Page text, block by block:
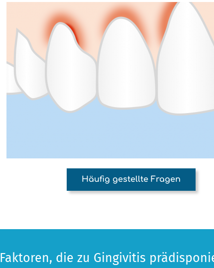
Häufig gestellte Fragen
Faktoren, die zu Gingivitis